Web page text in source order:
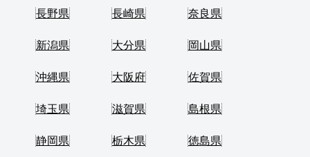
長野県 長崎県 奈良県
新潟県 大分県 岡山県
沖縄県 大阪府 佐賀県
埼玉県 滋賀県 島根県
静岡県 栃木県 徳島県